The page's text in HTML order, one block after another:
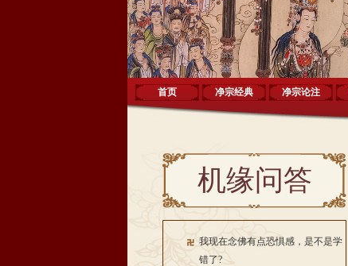
首页 净宗经典 净宗论注
机缘问答
我现在念佛有点恐惧感，是不是学
错了?